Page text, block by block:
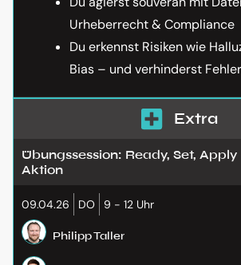
Urheberrecht & Compliance
Du erkennst Risiken wie
Bias – und verhinderst Fehler
Extra
Übungssession: Ready, Set,
Aktion
09.04.26 DO 9 - 12 Uhr
Philipp Taller